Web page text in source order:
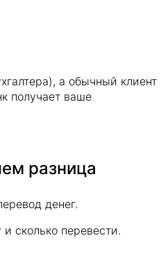
а обычный клиент
получает ваше
разница
денег.
сколько перевести.